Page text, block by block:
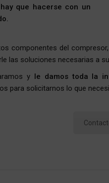
hay que hacerse con un
componentes del
las soluciones necesarias a
y le damos toda la
para solicitarnos lo que